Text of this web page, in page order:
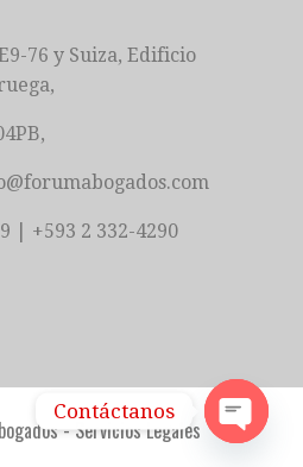
76 y Suiza, Edificio
| +593 2 332-4290
- Servicios Legales
Contáctanos